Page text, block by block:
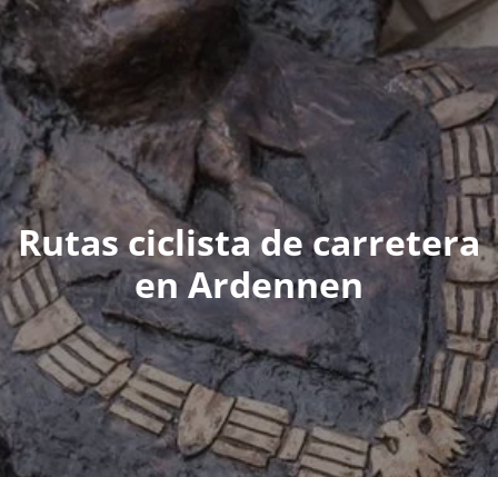
Rutas ciclista de carretera
en Ardennen